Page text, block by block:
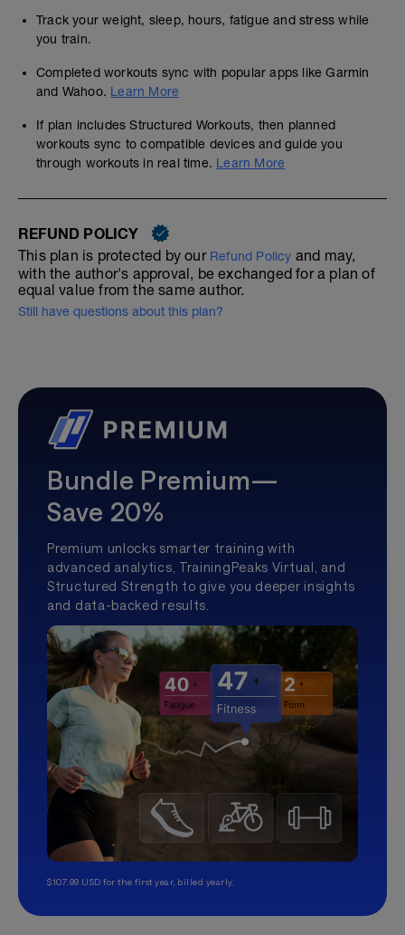
Track your weight, sleep, hours, fatigue and stress while
you train.
Completed workouts sync with popular apps like Garmin
and Wahoo. Learn More
If plan includes Structured Workouts, then planned
workouts sync to compatible devices and guide you
through workouts in real time. Learn More
REFUND POLICY
This plan is protected by our Refund Policy and may,
with the author's approval, be exchanged for a plan of
equal value from the same author.
Still have questions about this plan?
Bundle Premium—
Save 20%
Premium unlocks smarter training with
advanced analytics, TrainingPeaks Virtual, and
Structured Strength to give you deeper insights
and data-backed results.
$107.99 USD for the first year, billed yearly.